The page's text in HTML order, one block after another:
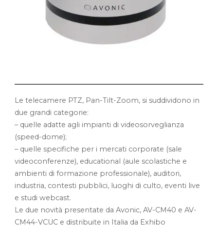
Le telecamere PTZ, Pan-Tilt-Zoom, si suddividono in
due grandi categorie:
– quelle adatte agli impianti di videosorveglianza
(speed-dome);
– quelle specifiche per i mercati corporate (sale
videoconferenze), educational (aule scolastiche e
ambienti di formazione professionale), auditori,
industria, contesti pubblici, luoghi di culto, eventi live
e studi webcast.
Le due novità presentate da Avonic, AV-CM40 e AV-
CM44-VCUC e distribuite in Italia da Exhibo